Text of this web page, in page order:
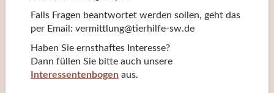
Falls Fragen beantwortet werden sollen, geht das
per Email: vermittlung@tierhilfe-sw.de
Haben Sie ernsthaftes Interesse?
Dann füllen Sie bitte auch unsere
Interessentenbogen aus.